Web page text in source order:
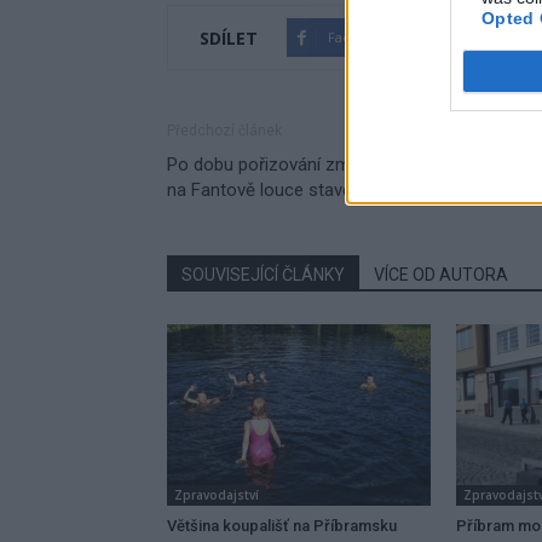
Opted
SDÍLET Facebook
Po dobu pořizování změny územního plánu není
na Fantově louce stavební uzávěra
SOUVISEJÍCÍ ČLÁNKY VÍCE OD AUTORA
Zpravodajství
Většina koupališť na Příbramsku
Příbram